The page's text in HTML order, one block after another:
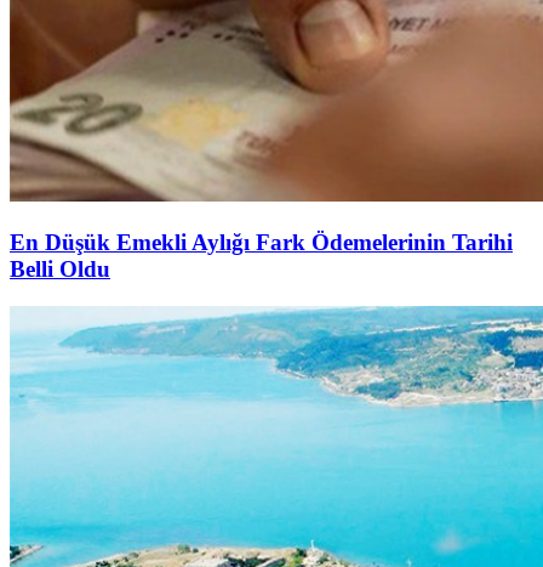
En Düşük Emekli Aylığı Fark Ödemelerinin Tarihi
Belli Oldu